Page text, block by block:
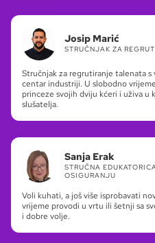
Josip Marić
STRUČNJAK ZA
Stručnjak za regrutiranje talenata s
centar industriji. U slobodno
princeze svojih dviju kćeri i uživa u
slušatelja.
Sanja Erak
STRUČNA
OSIGURANJU
Voli kuhati, a još više isprobavati
vrijeme provodi u vrtu ili šetnji sa
i dobre volje.